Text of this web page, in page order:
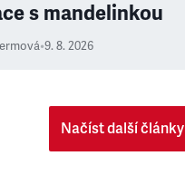
s mandelinkou
•9. 8. 2026
Načíst další články